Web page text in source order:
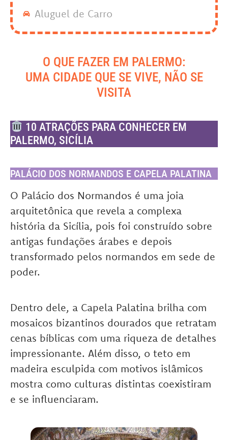
Aluguel de Carro
O QUE FAZER EM PALERMO:
UMA CIDADE QUE SE VIVE, NÃO SE
VISITA
10 ATRAÇÕES PARA CONHECER EM
PALERMO, SICÍLIA
PALÁCIO DOS NORMANDOS E CAPELA PALATINA
O Palácio dos Normandos é uma joia
arquitetônica que revela a complexa
história da Sicília, pois foi construído sobre
antigas fundações árabes e depois
transformado pelos normandos em sede de
poder.
Dentro dele, a Capela Palatina brilha com
mosaicos bizantinos dourados que retratam
cenas bíblicas com uma riqueza de detalhes
impressionante. Além disso, o teto em
madeira esculpida com motivos islâmicos
mostra como culturas distintas coexistiram
e se influenciaram.